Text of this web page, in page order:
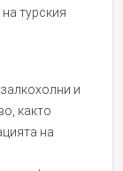
турския
и
както
на